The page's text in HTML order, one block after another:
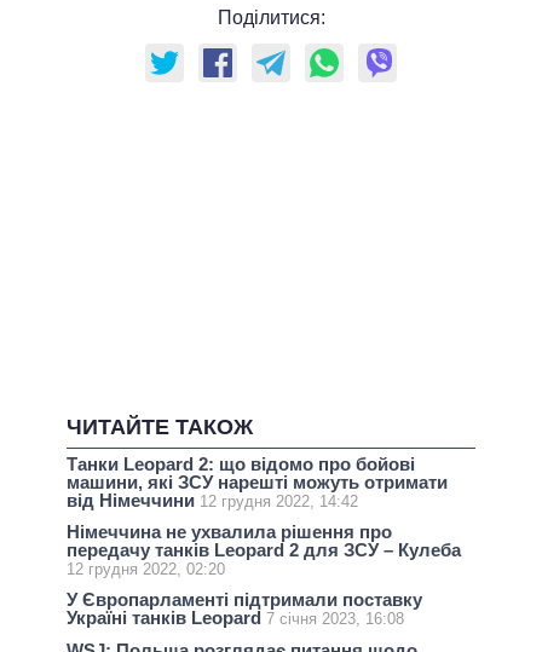
Поділитися:
ЧИТАЙТЕ ТАКОЖ
Танки Leopard 2: що відомо про бойові
машини, які ЗСУ нарешті можуть отримати
від Німеччини 12 грудня 2022, 14:42
Німеччина не ухвалила рішення про
передачу танків Leopard 2 для ЗСУ – Кулеба
12 грудня 2022, 02:20
У Європарламенті підтримали поставку
Україні танків Leopard 7 січня 2023, 16:08